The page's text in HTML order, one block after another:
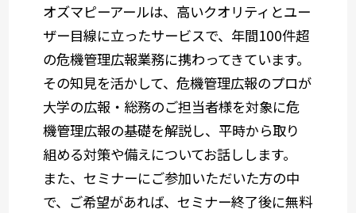
オズマピーアールは、高いクオリティとユー
ザー目線に立ったサービスで、年間100件超
の危機管理広報業務に携わってきています。
その知見を活かして、危機管理広報のプロが
大学の広報・総務のご担当者様を対象に危
機管理広報の基礎を解説し、平時から取り
組める対策や備えについてお話しします。
また、セミナーにご参加いただいた方の中
で、ご希望があれば、セミナー終了後に無料